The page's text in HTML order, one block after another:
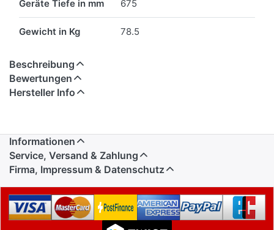
Geräte Tiefe in mm 675
Gewicht in Kg 78.5
Beschreibung
Bewertungen
Hersteller Info
Informationen
Service, Versand & Zahlung
Firma, Impressum & Datenschutz